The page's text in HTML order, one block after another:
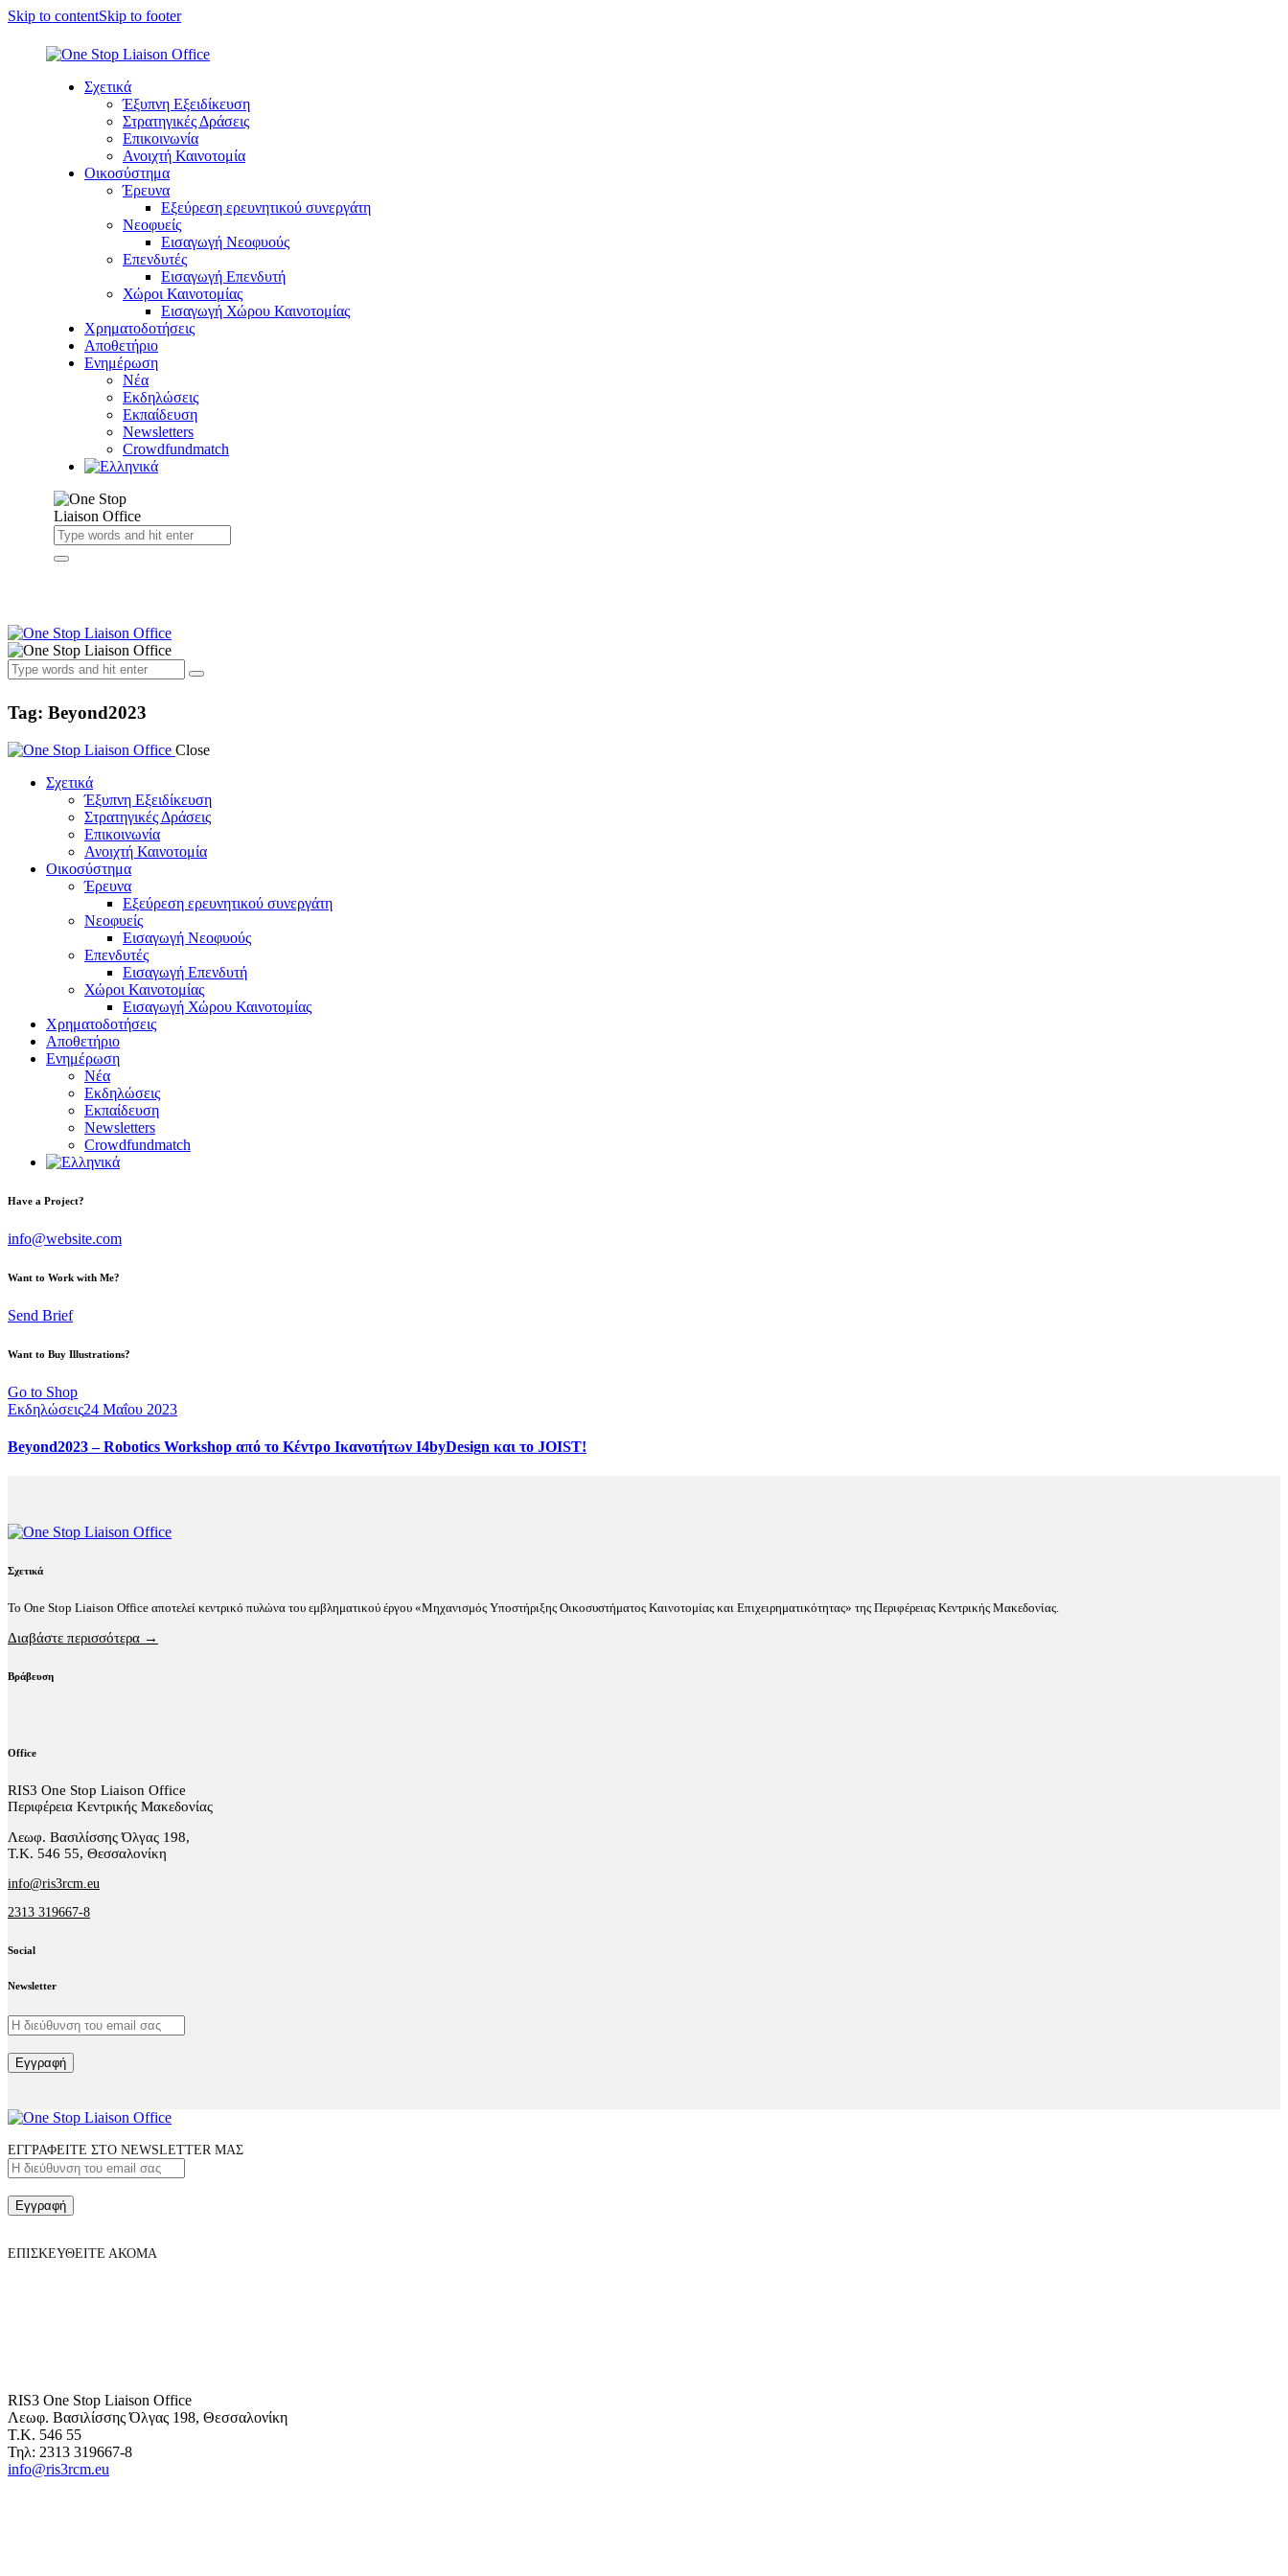
Skip to contentSkip to footer
Σχετικά
Έξυπνη Εξειδίκευση
Στρατηγικές Δράσεις
Επικοινωνία
Ανοιχτή Καινοτομία
Οικοσύστημα
Έρευνα
Εξεύρεση ερευνητικού συνεργάτη
Νεοφυείς
Εισαγωγή Νεοφυούς
Επενδυτές
Εισαγωγή Επενδυτή
Χώροι Καινοτομίας
Εισαγωγή Χώρου Καινοτομίας
Χρηματοδοτήσεις
Αποθετήριο
Ενημέρωση
Νέα
Εκδηλώσεις
Εκπαίδευση
Newsletters
Crowdfundmatch
Tag: Beyond2023
Close
Σχετικά
Έξυπνη Εξειδίκευση
Στρατηγικές Δράσεις
Επικοινωνία
Ανοιχτή Καινοτομία
Οικοσύστημα
Έρευνα
Εξεύρεση ερευνητικού συνεργάτη
Νεοφυείς
Εισαγωγή Νεοφυούς
Επενδυτές
Εισαγωγή Επενδυτή
Χώροι Καινοτομίας
Εισαγωγή Χώρου Καινοτομίας
Χρηματοδοτήσεις
Αποθετήριο
Ενημέρωση
Νέα
Εκδηλώσεις
Εκπαίδευση
Newsletters
Crowdfundmatch
facebook-
linkedin
twitter-
Have a Project?
info@website.com
Want to Work with Me?
Send Brief
Want to Buy Illustrations?
Go to Shop
Εκδηλώσεις24 Μαΐου 2023
Beyond2023 – Robotics Workshop από το Κέντρο Ικανοτήτων I4byDesign και το JOIST!
Σχετικά
Το One Stop Liaison Office αποτελεί κεντρικό πυλώνα του εμβληματικού έργου «Μηχανισμός Υποστήριξης Οικοσυστήματος Καινοτομίας και Επιχειρηματικότητας» της Περιφέρειας Κεντρικής Μακεδονίας.
Διαβάστε περισσότερα →
Βράβευση
Office
RIS3 One Stop Liaison Office
Περιφέρεια Κεντρικής Μακεδονίας
Λεωφ. Βασιλίσσης Όλγας 198,
Τ.Κ. 546 55, Θεσσαλονίκη
info@ris3rcm.eu
2313 319667-8
Social
facebook-
linkedin
twitter-
Newsletter
Εγγραφή
ΕΓΓΡΑΦΕΙΤΕ ΣΤΟ NEWSLETTER ΜΑΣ
Εγγραφή
ΕΠΙΣΚΕΥΘΕΙΤΕ ΑΚΟΜΑ
RIS3 One Stop Liaison Office
Λεωφ. Βασιλίσσης Όλγας 198, Θεσσαλονίκη
Τ.Κ. 546 55
Τηλ: 2313 319667-8
info@ris3rcm.eu